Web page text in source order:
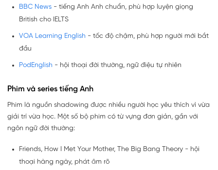
BBC News - tiếng Anh Anh chuẩn, phù hợp luyện giọng
British cho IELTS
VOA Learning English - tốc độ chậm, phù hợp người mới bắt
đầu
PodEnglish - hội thoại đời thường, ngữ điệu tự nhiên
Phim và series tiếng Anh
Phim là nguồn shadowing được nhiều người học yêu thích vì vừa
giải trí vừa học. Một số bộ phim có từ vựng đơn giản, gần với
ngôn ngữ đời thường:
Friends, How I Met Your Mother, The Big Bang Theory - hội
thoại hàng ngày, phát âm rõ